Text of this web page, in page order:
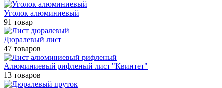
Уголок алюминиевый
91 товар
Дюралевый лист
47 товаров
Алюминиевый рифленый лист "Квинтет"
13 товаров